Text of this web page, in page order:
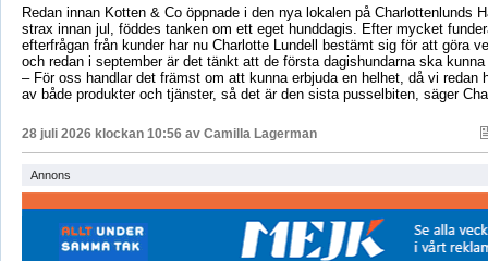
Redan innan Kotten & Co öppnade i den nya lokalen på Charlottenlunds
strax innan jul, föddes tanken om ett eget hunddagis. Efter mycket
efterfrågan från kunder har nu Charlotte Lundell bestämt sig för att göra
och redan i september är det tänkt att de första dagishundarna ska
– För oss handlar det främst om att kunna erbjuda en helhet, då vi redan
av både produkter och tjänster, så det är den sista pusselbiten, säger
28 juli 2026 klockan 10:56 av Camilla Lagerman
Annons